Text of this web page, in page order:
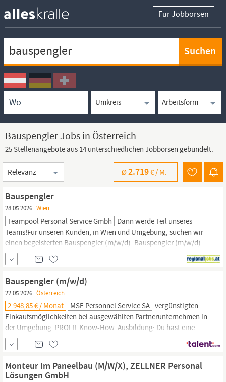
Für Jobbörsen
Ortssuche
Umkreissuche
Arbeitsform
Bauspengler Jobs in Österreich
25 Stellenangebote aus 14 unterschiedlichen Jobbörsen gebündelt.
Sortierung
Ø2.719€ / M.
Bauspengler
28.05.2026 Wien
Teampool Personal Service Gmbh Dann werde Teil unseres
Teams!Für unseren Kunden, in Wien und Umgebung, suchen wir
einen begeisterten Bauspengler (m/w/d). Bauspengler (m/w/d)
StandortWien, Wien Arbeitszeit 38.5 Stunden/Woche Dich
begeistertDurchführung von Falzarbeiten, Nietarbeiten,
LötarbeitenDurchführung von Montage und Reparaturtätigkeiten
auf Großbaustellen und...
Bauspengler (m/w/d)
22.05.2026 Österreich
2.948,85 € / Monat MSE Personnel Service SA vergünstigten
Einkaufsmöglichkeiten bei ausgewählten Partnerunternehmen in
der Umgebung. PROFIL Know-How. Ausbildung: Du hast eine
abgeschlossene Lehre als
vergleichbare handwerkliche Qualifikation. Handwerkliches
Geschick: Der Umgang mit Metall und verschiedenen Werkzeugen
ist für dich absolute Routine. Höhenfestigkeit:
Monteur Im Paneelbau (M/W/X), ZELLNER Personal
Lösungen GmbH